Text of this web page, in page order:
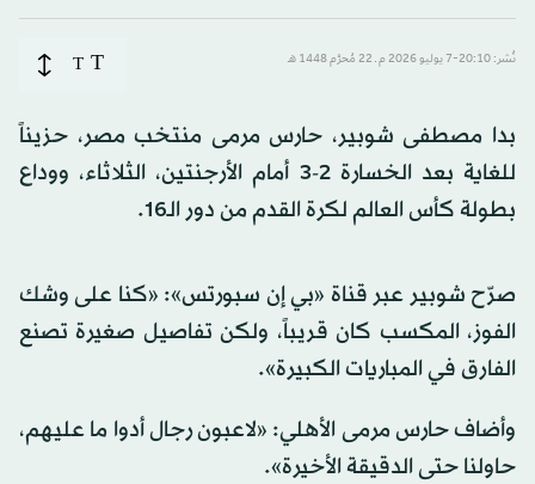
نُشر: 20:10-7 يوليو 2026 م ـ 22 مُحرَّم 1448 هـ T
T
بدا مصطفى شوبير، حارس مرمى منتخب مصر، حزيناً
للغاية بعد الخسارة 2-3 أمام الأرجنتين، الثلاثاء، ووداع
بطولة كأس العالم لكرة القدم من دور الـ16.
صرّح شوبير عبر قناة «بي إن سبورتس»: «كنا على وشك
الفوز، المكسب كان قريباً، ولكن تفاصيل صغيرة تصنع
الفارق في المباريات الكبيرة».
وأضاف حارس مرمى الأهلي: «لاعبون رجال أدوا ما عليهم،
حاولنا حتى الدقيقة الأخيرة».